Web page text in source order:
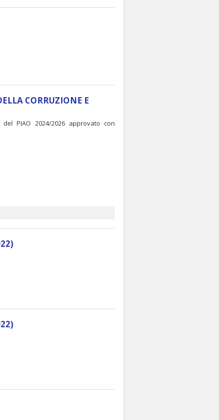
CORRUZIONE E
PIAO 2024/2026 approvato con